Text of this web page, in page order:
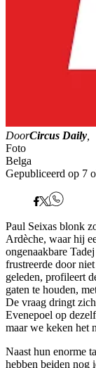
DoorCircus Daily
Foto
Belga
Gepubliceerd op 7
Paul Seixas blonk
Ardèche, waar hij
ongenaakbare
frustreerde door
geleden, profileert
gaten te houden,
De vraag dringt
Evenepoel op
maar we keken het
Naast hun enorme
hebben beiden nog